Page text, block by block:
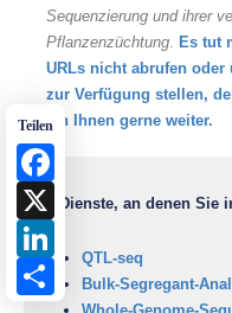
Sequenzierung und ihrer
Pflanzenzüchtung. Es tut
URLs nicht abrufen oder
zur Verfügung stellen,
ich Ihnen gerne weiter.
Dienste, an denen Sie
QTL-seq
Bulk-Segregant-
Teilen
Share